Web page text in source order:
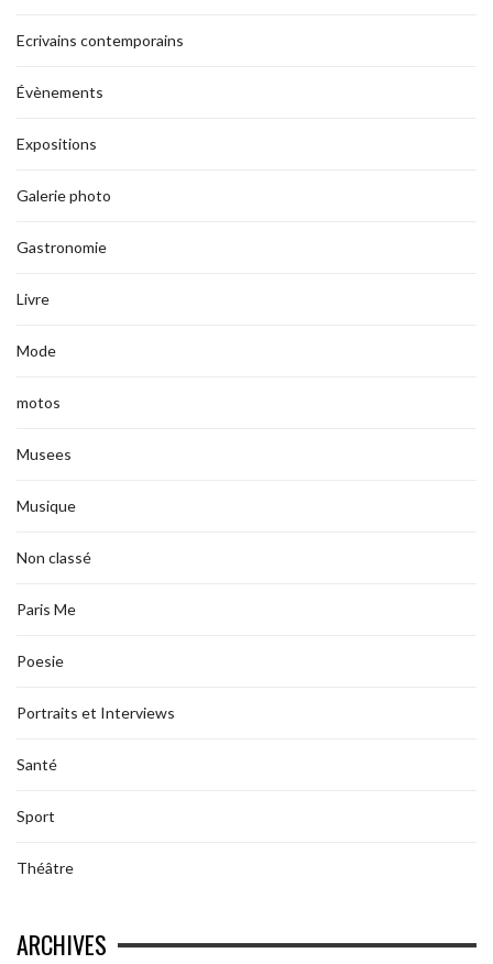
Ecrivains contemporains
Évènements
Expositions
Galerie photo
Gastronomie
Livre
Mode
motos
Musees
Musique
Non classé
Paris Me
Poesie
Portraits et Interviews
Santé
Sport
Théâtre
ARCHIVES